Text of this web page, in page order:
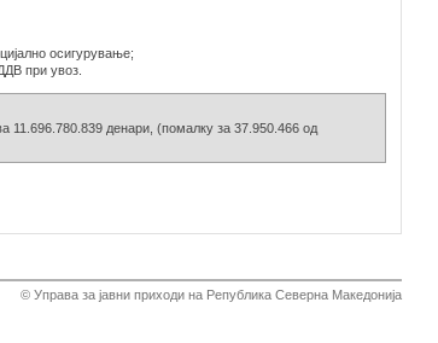
осигурување;
при увоз.
11.696.780.839 денари, (помалку за 37.950.466 од
© Управа за јавни приходи на Република Северна Македонија